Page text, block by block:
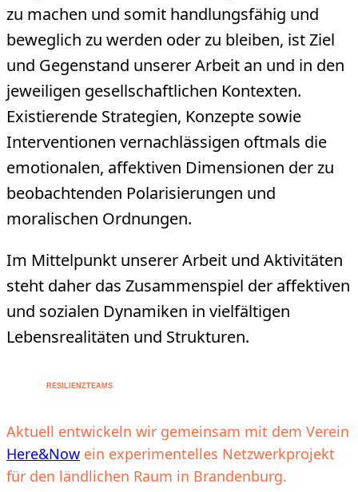
zu machen und somit handlungsfähig und
beweglich zu werden oder zu bleiben, ist Ziel
und Gegenstand unserer Arbeit an und in den
jeweiligen gesellschaftlichen Kontexten.
Existierende Strategien, Konzepte sowie
Interventionen vernachlässigen oftmals die
emotionalen, affektiven Dimensionen der zu
beobachtenden Polarisierungen und
moralischen Ordnungen.
Im Mittelpunkt unserer Arbeit und Aktivitäten
steht daher das Zusammenspiel der affektiven
und sozialen Dynamiken in vielfältigen
Lebensrealitäten und Strukturen.
RESILIENZTEAMS
Aktuell entwickeln wir gemeinsam mit dem Verein
Here&Now ein experimentelles Netzwerkprojekt
für den ländlichen Raum in Brandenburg.